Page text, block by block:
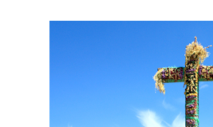
- Ruta: 2 noches Lima, 1
noche Colca, 2 noches
1 noche Valle Sagrado y 1
- Categoría hotelera: A
- Régimen: 10 desayunos